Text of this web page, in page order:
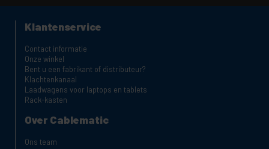
Klantenservice
Contact informatie
Onze winkel
Bent u een fabrikant of distributeur?
Klachtenkanaal
Laadwagens voor laptops en tablets
Rack-kasten
Over Cablematic
Ons team